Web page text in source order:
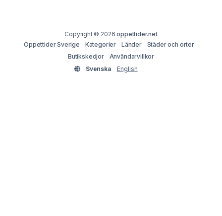
Copyright © 2026oppettider.net
Öppettider Sverige
Kategorier Länder
Städer och orter
Butikskedjor
Användarvillkor
Svenska
English